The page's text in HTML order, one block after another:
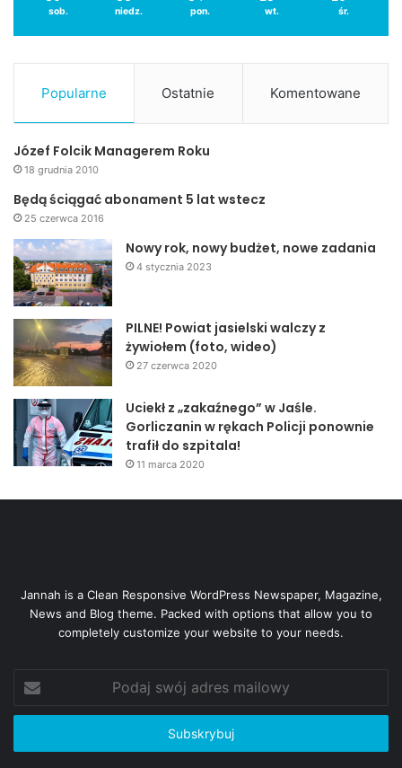
sob. niedz. pon. wt. śr.
Popularne Ostatnie Komentowane
Józef Folcik Managerem Roku
18 grudnia 2010
Będą ściągać abonament 5 lat wstecz
25 czerwca 2016
Nowy rok, nowy budżet, nowe zadania
4 stycznia 2023
PILNE! Powiat jasielski walczy z
żywiołem (foto, wideo)
27 czerwca 2020
Uciekł z „zakaźnego” w Jaśle.
Gorliczanin w rękach Policji ponownie
trafił do szpitala!
11 marca 2020
Jannah is a Clean Responsive WordPress Newspaper, Magazine,
News and Blog theme. Packed with options that allow you to
completely customize your website to your needs.
swój
adres